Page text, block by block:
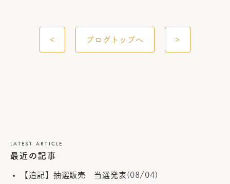
LATEST ARTICLE
最近の記事
【追記】抽選販売 当選発表(08/04)
< ブログトップへ >